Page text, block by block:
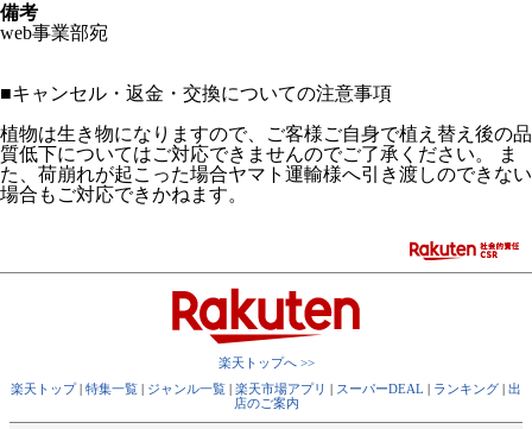
備考
web事業部宛
■キャンセル・返金・交換についての注意事項
植物は生き物になりますので、ご客様ご自身で植え替え後の品
質低下についてはご対応できませんのでご了承ください。 ま
た、荷崩れが起こった場合ヤマト運輸様へ引き渡しのできない
場合もご対応できかねます。
楽天トップへ >>
楽天トップ| 特集一覧 | ジャンル一覧 | 楽天市場アプリ | スーパーDEAL | ランキング | 出
店のご案内